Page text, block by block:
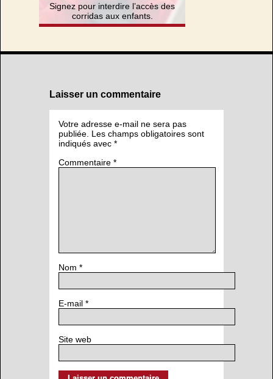
Signez pour interdire l’accès des
corridas aux enfants.
Laisser un commentaire
Votre adresse e-mail ne sera pas
publiée. Les champs obligatoires sont
indiqués avec *
Commentaire *
Nom *
E-mail *
Site web